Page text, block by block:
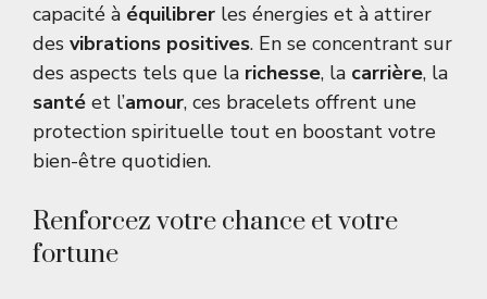
capacité à équilibrer les énergies et à attirer
des vibrations positives. En se concentrant sur
des aspects tels que la richesse, la carrière, la
santé et l’amour, ces bracelets offrent une
protection spirituelle tout en boostant votre
bien-être quotidien.
Renforcez votre chance et votre
fortune